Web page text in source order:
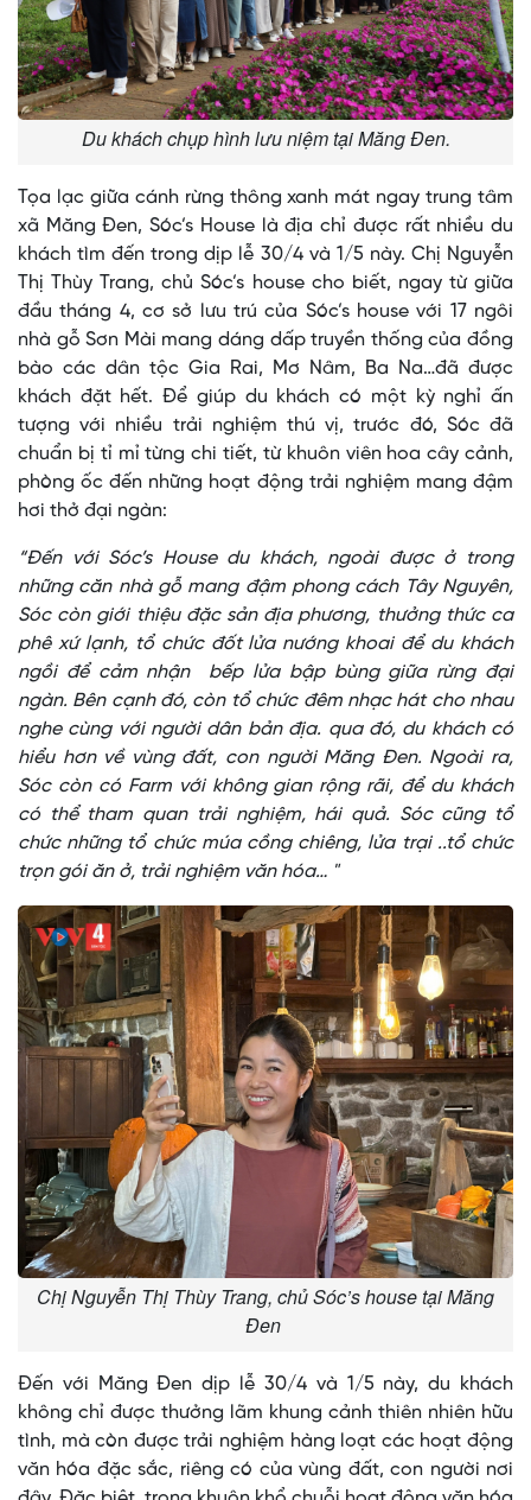
Du khách chụp hình lưu niệm tại Măng Đen.
Tọa lạc giữa cánh rừng thông xanh mát ngay trung tâm
xã Măng Đen, Sóc’s House là địa chỉ được rất nhiều du
khách tìm đến trong dịp lễ 30/4 và 1/5 này. Chị Nguyễn
Thị Thùy Trang, chủ Sóc’s house cho biết, ngay từ giữa
đầu tháng 4, cơ sở lưu trú của Sóc’s house với 17 ngôi
nhà gỗ Sơn Mài mang dáng dấp truyền thống của đồng
bào các dân tộc Gia Rai, Mơ Nâm, Ba Na…đã được
khách đặt hết. Để giúp du khách có một kỳ nghỉ ấn
tượng với nhiều trải nghiệm thú vị, trước đó, Sóc đã
chuẩn bị tỉ mỉ từng chi tiết, từ khuôn viên hoa cây cảnh,
phòng ốc đến những hoạt động trải nghiệm mang đậm
hơi thở đại ngàn:
“Đến với Sóc’s House du khách, ngoài được ở trong
những căn nhà gỗ mang đậm phong cách Tây Nguyên,
Sóc còn giới thiệu đặc sản địa phương, thưởng thức ca
phê xứ lạnh, tổ chức đốt lửa nướng khoai để du khách
ngồi để cảm nhận bếp lửa bập bùng giữa rừng đại
ngàn. Bên cạnh đó, còn tổ chức đêm nhạc hát cho nhau
nghe cùng với người dân bản địa. qua đó, du khách có
hiểu hơn về vùng đất, con người Măng Đen. Ngoài ra,
Sóc còn có Farm với không gian rộng rãi, để du khách
có thể tham quan trải nghiệm, hái quả. Sóc cũng tổ
chức những tổ chức múa cồng chiêng, lửa trại ..tổ chức
trọn gói ăn ở, trải nghiệm văn hóa… "
Chị Nguyễn Thị Thùy Trang, chủ Sóc’s house tại Măng
Đen
Đến với Măng Đen dịp lễ 30/4 và 1/5 này, du khách
không chỉ được thưởng lãm khung cảnh thiên nhiên hữu
tình, mà còn được trải nghiệm hàng loạt các hoạt động
văn hóa đặc sắc, riêng có của vùng đất, con người nơi